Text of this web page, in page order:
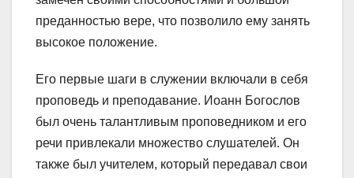
преданностью вере, что позволило ему занять
высокое положение.
Его первые шаги в служении включали в себя
проповедь и преподавание. Иоанн Богослов
был очень талантливым проповедником и его
речи привлекали множество слушателей. Он
также был учителем, который передавал свои